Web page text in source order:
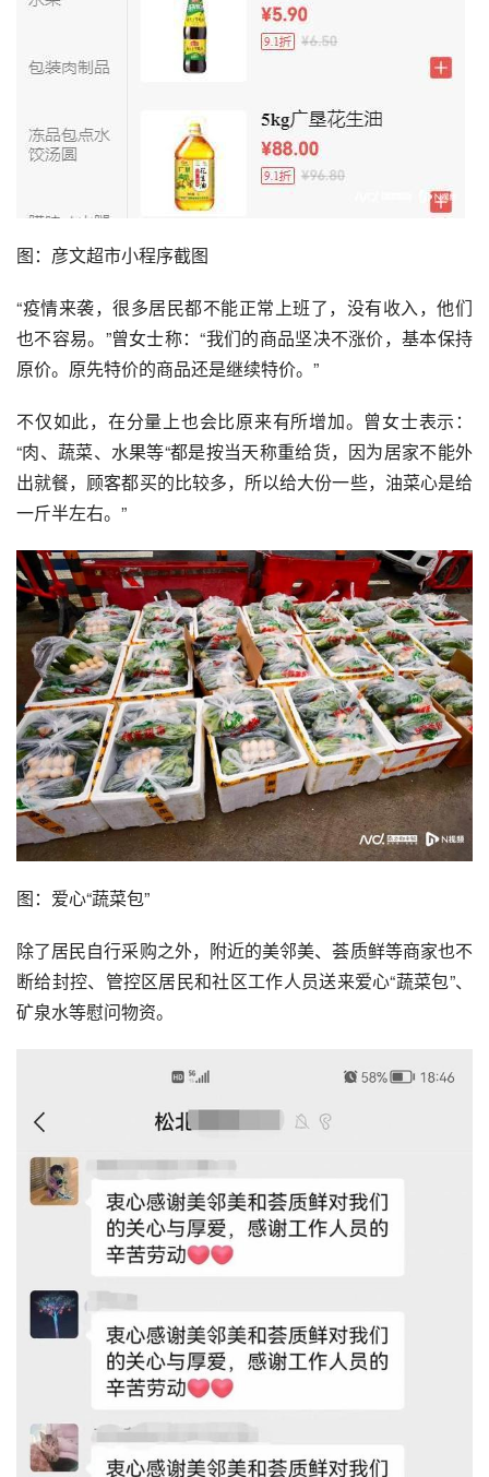
图：彦文超市小程序截图
“疫情来袭，很多居民都不能正常上班了，没有收入，他们
也不容易。”曾女士称：“我们的商品坚决不涨价，基本保持
原价。原先特价的商品还是继续特价。”
不仅如此，在分量上也会比原来有所增加。曾女士表示：
“肉、蔬菜、水果等“都是按当天称重给货，因为居家不能外
出就餐，顾客都买的比较多，所以给大份一些，油菜心是给
一斤半左右。”
图：爱心“蔬菜包”
除了居民自行采购之外，附近的美邻美、荟质鲜等商家也不
断给封控、管控区居民和社区工作人员送来爱心“蔬菜包”、
矿泉水等慰问物资。